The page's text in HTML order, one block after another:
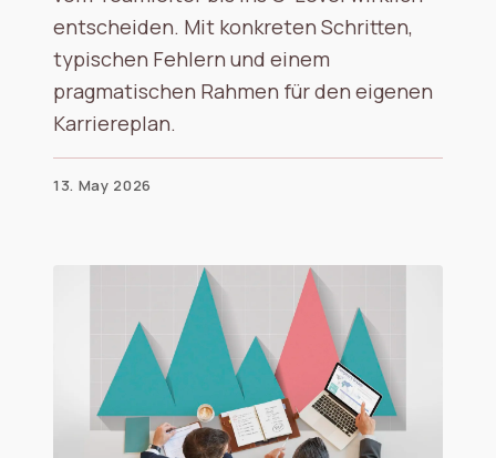
entscheiden. Mit konkreten Schritten,
typischen Fehlern und einem
pragmatischen Rahmen für den eigenen
Karriereplan.
13. May 2026